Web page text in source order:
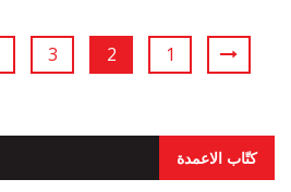
1
2
3
كتّاب الاعمدة